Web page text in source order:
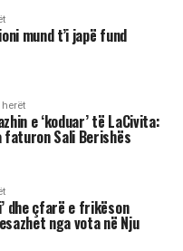
mund t’i japë fund
e ‘koduar’ të LaCivita:
faturon Sali Berishës
dhe çfarë e frikëson
nga vota në Nju